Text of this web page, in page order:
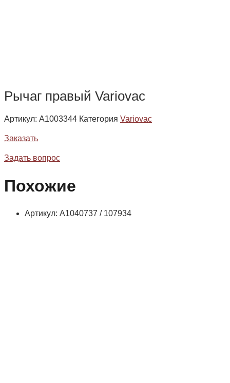
Рычаг правый Variovac
Артикул: А1003344 Категория Variovac
Заказать
Задать вопрос
Похожие
Артикул: A1040737 / 107934